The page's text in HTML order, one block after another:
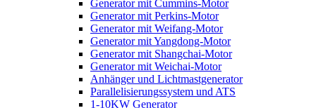
Generator mit Cummins-Motor
Generator mit Perkins-Motor
Generator mit Weifang-Motor
Generator mit Yangdong-Motor
Generator mit Shangchai-Motor
Generator mit Weichai-Motor
Anhänger und Lichtmastgenerator
Parallelisierungssystem und ATS
1-10KW Generator